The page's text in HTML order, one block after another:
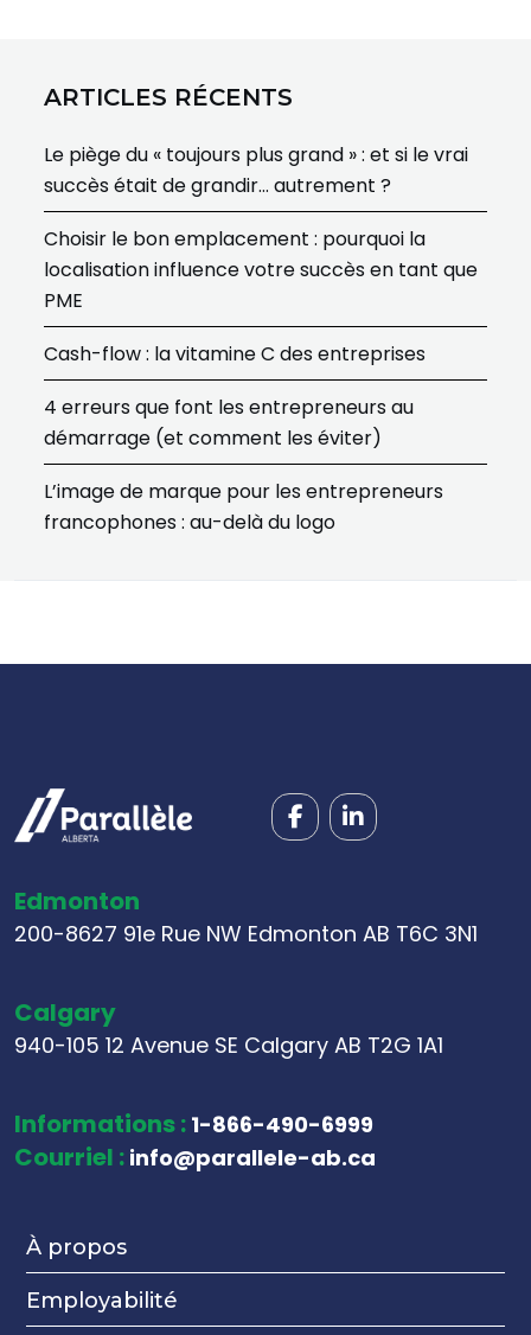
ARTICLES RÉCENTS
Le piège du « toujours plus grand » : et si le vrai
succès était de grandir… autrement ?
Choisir le bon emplacement : pourquoi la
localisation influence votre succès en tant que
PME
Cash-flow : la vitamine C des entreprises
4 erreurs que font les entrepreneurs au
démarrage (et comment les éviter)
L’image de marque pour les entrepreneurs
francophones : au-delà du logo
Edmonton
200-8627 91e Rue NW Edmonton AB T6C 3N1
Calgary
940-105 12 Avenue SE Calgary AB T2G 1A1
Informations : 1-866-490-6999
Courriel : info@parallele-ab.ca
À propos
Employabilité